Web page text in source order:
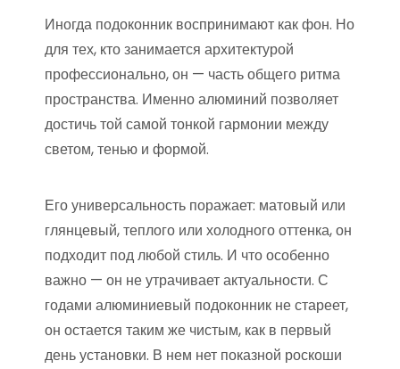
Иногда подоконник воспринимают как фон. Но
для тех, кто занимается архитектурой
профессионально, он — часть общего ритма
пространства. Именно алюминий позволяет
достичь той самой тонкой гармонии между
светом, тенью и формой.
Его универсальность поражает: матовый или
глянцевый, теплого или холодного оттенка, он
подходит под любой стиль. И что особенно
важно — он не утрачивает актуальности. С
годами алюминиевый подоконник не стареет,
он остается таким же чистым, как в первый
день установки. В нем нет показной роскоши